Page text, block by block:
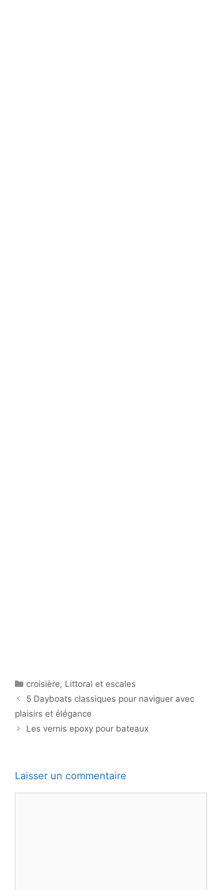
Catégories
croisière, Littoral et escales
5 Dayboats classiques pour naviguer avec
plaisirs et élégance
Les vernis epoxy pour bateaux
Laisser un commentaire